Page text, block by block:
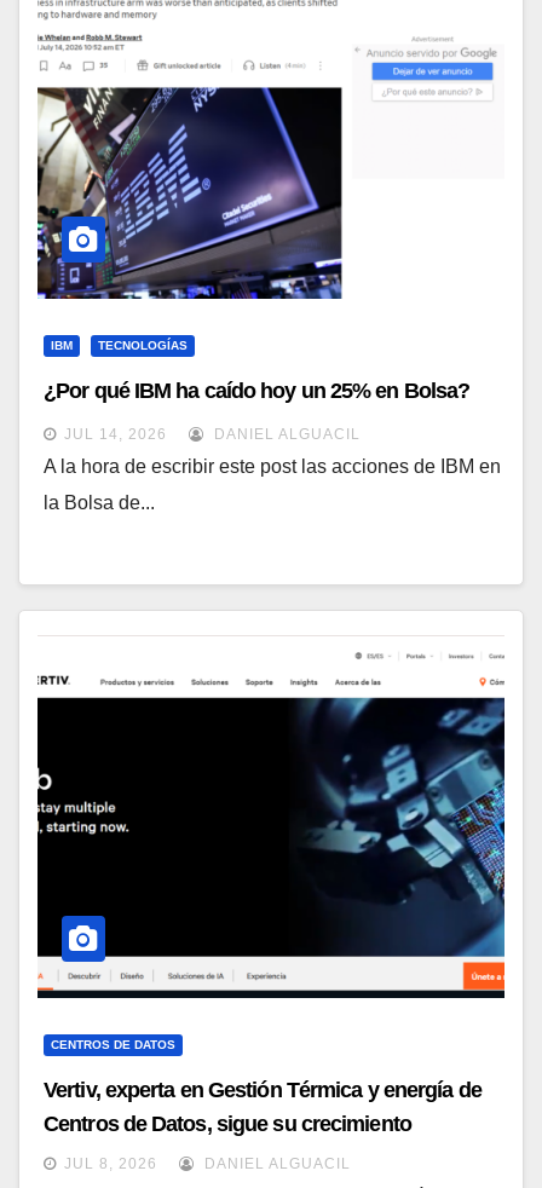
IBM TECNOLOGÍAS
¿Por qué IBM ha caído hoy un 25% en Bolsa?
JUL 14, 2026 DANIEL ALGUACIL
A la hora de escribir este post las acciones de IBM en
la Bolsa de...
CENTROS DE DATOS
Vertiv, experta en Gestión Térmica y energía de
Centros de Datos, sigue su crecimiento
imparable
JUL 8, 2026 DANIEL ALGUACIL